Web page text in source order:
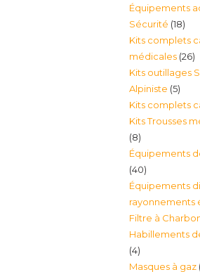
Équipements
Sécurité 1818
Kits complets
médicales 2626
Kits outillages
Alpiniste 55
Kits complets
Kits Trousses
88
produits
Équipements
4040
produits
Équipements
Filtre à
Habillements
44
produits
Masques à gaz